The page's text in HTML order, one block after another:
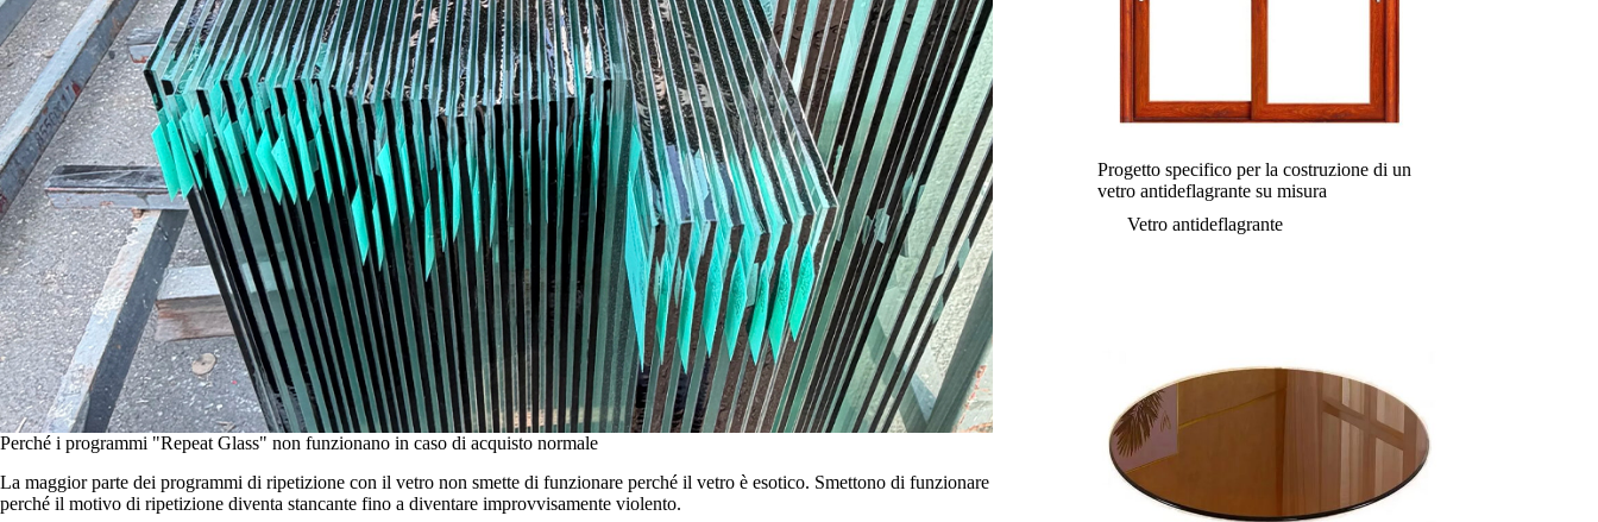
Perché i programmi "Repeat Glass" non funzionano in caso di acquisto normale
La maggior parte dei programmi di ripetizione con il vetro non smette di funzionare perché il vetro è esotico. Smettono di funzionare
perché il motivo di ripetizione diventa stancante fino a diventare improvvisamente violento.
Progetto specifico per la costruzione di un
vetro antideflagrante su misura
Vetro antideflagrante